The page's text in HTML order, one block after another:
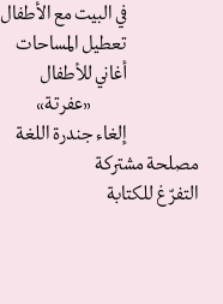
في البيت مع الأطفال
تعطيل المساحات
أغاني للأطفال
«عفرتة»
إلغاء جندرة اللغة
مصلحة مشتركة
التفرّغ للكتابة